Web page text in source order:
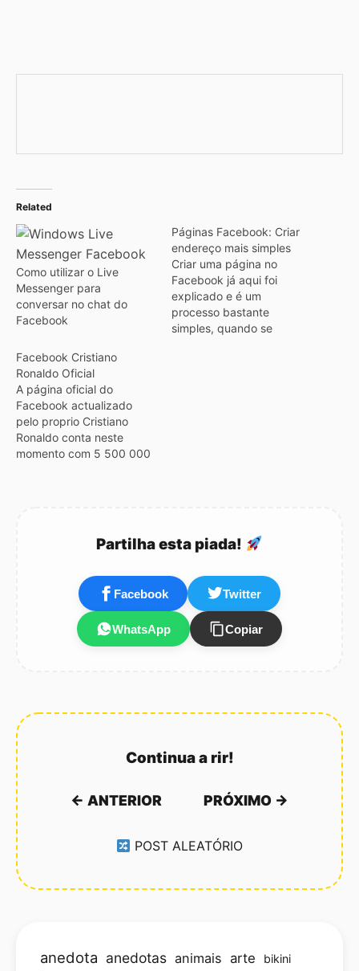
Related
Como utilizar o Live
Messenger para
conversar no chat do
Facebook
Páginas Facebook: Criar
endereço mais simples
Criar uma página no
Facebook já aqui foi
explicado e é um
processo bastante
simples, quando se
Facebook Cristiano
Ronaldo Oficial
A página oficial do
Facebook actualizado
pelo proprio Cristiano
Ronaldo conta neste
momento com 5 500 000
demonstrar o seu afecto
Português de todos os
tempos. Na página de
Partilha esta piada!
Facebook Twitter
WhatsApp Copiar
Continua a rir!
← ANTERIOR PRÓXIMO →
POST ALEATÓRIO
anedota anedotas animais arte bikini